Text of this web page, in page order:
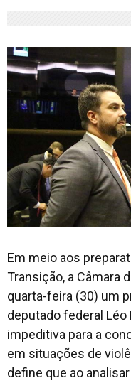
Em meio aos
Transição, a Câmara
quarta-feira (30) um
deputado federal
impeditiva para a
em situações de
define que ao